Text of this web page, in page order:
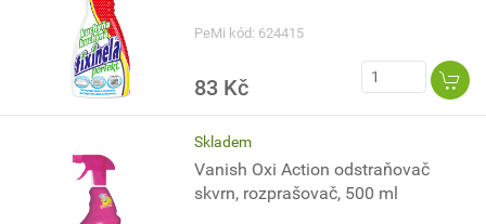
PeMi kód: 624415
83 Kč
Skladem
Vanish Oxi Action odstraňovač
skvrn, rozprašovač, 500 ml